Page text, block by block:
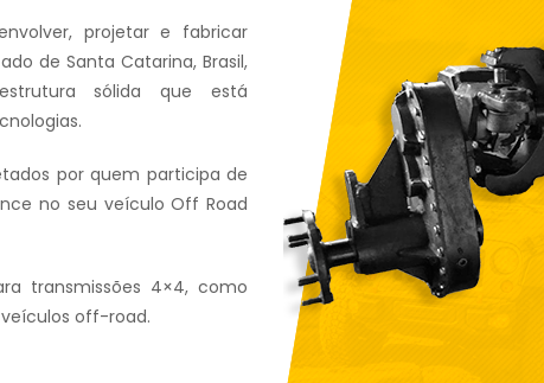
projetar e fabricar
de Santa Catarina, Brasil,
sólida que está
por quem participa de
no seu veículo Off Road
transmissões 4×4, como
off-road.